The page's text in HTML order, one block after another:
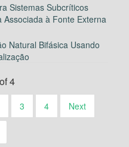
Sistemas Subcríticos
à Fonte Externa
Natural Bifásica Usando
4
3 4 Next